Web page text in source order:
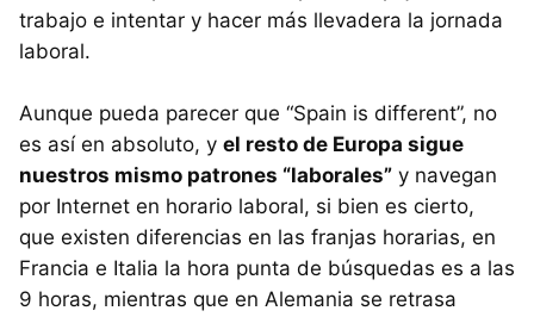
trabajo e intentar y hacer más llevadera la jornada
laboral.
Aunque pueda parecer que “Spain is different”, no
es así en absoluto, y el resto de Europa sigue
nuestros mismo patrones “laborales” y navegan
por Internet en horario laboral, si bien es cierto,
que existen diferencias en las franjas horarias, en
Francia e Italia la hora punta de búsquedas es a las
9 horas, mientras que en Alemania se retrasa